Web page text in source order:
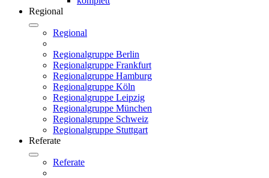
Regional
Regional
Regionalgruppe Berlin
Regionalgruppe Frankfurt
Regionalgruppe Hamburg
Regionalgruppe Köln
Regionalgruppe Leipzig
Regionalgruppe München
Regionalgruppe Schweiz
Regionalgruppe Stuttgart
Referate
Referate